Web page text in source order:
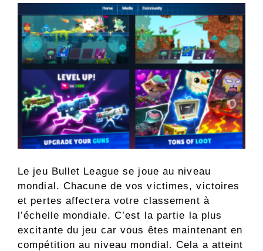
Le jeu Bullet League se joue au niveau
mondial. Chacune de vos victimes, victoires
et pertes affectera votre classement à
l’échelle mondiale. C’est la partie la plus
excitante du jeu car vous êtes maintenant en
compétition au niveau mondial. Cela a atteint